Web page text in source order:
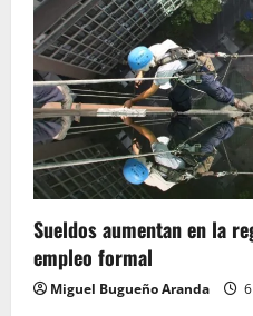
Sueldos aumentan en la
empleo formal
Miguel Bugueño Aranda